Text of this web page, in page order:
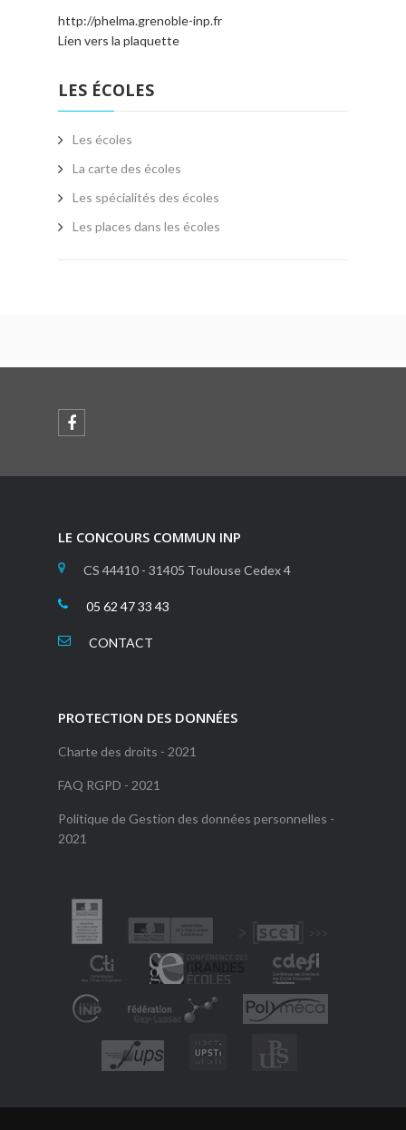
http://phelma.grenoble-inp.fr
Lien vers la plaquette
LES ÉCOLES
Les écoles
La carte des écoles
Les spécialités des écoles
Les places dans les écoles
LE CONCOURS COMMUN INP
CS 44410 - 31405 Toulouse Cedex 4
05 62 47 33 43
CONTACT
PROTECTION DES DONNÉES
Charte des droits - 2021
FAQ RGPD - 2021
Politique de Gestion des données personnelles -
2021